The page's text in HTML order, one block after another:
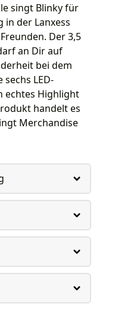
singt Blinky für
der Lanxess
Der 3,5
an Dir auf
bei dem
sechs LED-
echtes Highlight
handelt es
Merchandise